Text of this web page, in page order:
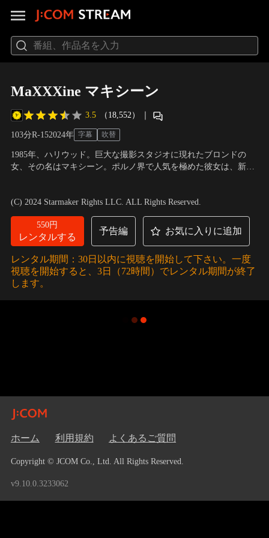
MaXXXine マキシーン
3.5 （18,552） ｜
103分R-152024年 字幕 吹替
1985年、ハリウッド。巨大な撮影スタジオに現れたブロンドの
女、その名はマキシーン。ポルノ界で人気を極めた彼女は、新作
ースで報道される連続殺人鬼「ナイト・ストーカー」の恐怖に包
まれていた……。
(C) 2024 Starmaker Rights LLC. ALL Rights Reserved.
550円
レンタルする
予告編 お気に入りに追加
レンタル期間：30日以内に視聴を開始して下さい。一度
視聴を開始すると、3日（72時間）でレンタル期間が終了
します。
ホーム 利用規約 よくあるご質問
Copyright © JCOM Co., Ltd. All Rights Reserved.
v9.10.0.3233062